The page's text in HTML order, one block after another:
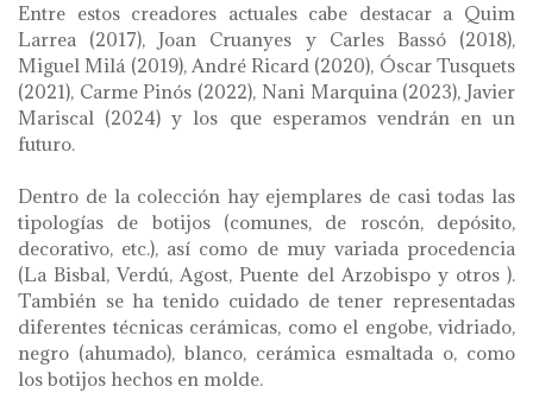
Entre estos creadores actuales cabe destacar a Quim
Larrea (2017), Joan Cruanyes y Carles Bassó (2018),
Miguel Milá (2019), André Ricard (2020), Óscar Tusquets
(2021), Carme Pinós (2022), Nani Marquina (2023), Javier
Mariscal (2024) y los que esperamos vendrán en un
futuro.
Dentro de la colección hay ejemplares de casi todas las
tipologías de botijos (comunes, de roscón, depósito,
decorativo, etc.), así como de muy variada procedencia
(La Bisbal, Verdú, Agost, Puente del Arzobispo y otros ).
También se ha tenido cuidado de tener representadas
diferentes técnicas cerámicas, como el engobe, vidriado,
negro (ahumado), blanco, cerámica esmaltada o, como
los botijos hechos en molde.